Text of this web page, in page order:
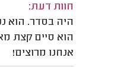
חוות דעת:
היה בסדר. הוא
הוא סיים קצת
אנחנו מרוצים!